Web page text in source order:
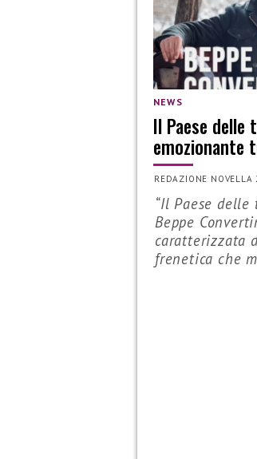
NEWS
Il Paese delle
emozionante
REDAZIONE NOVELLA
“Il Paese
Beppe
caratterizzata
frenetica che